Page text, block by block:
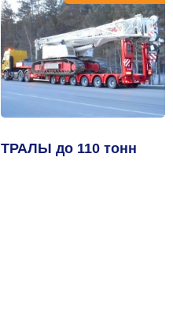
ТРАЛЫ до 110 тонн